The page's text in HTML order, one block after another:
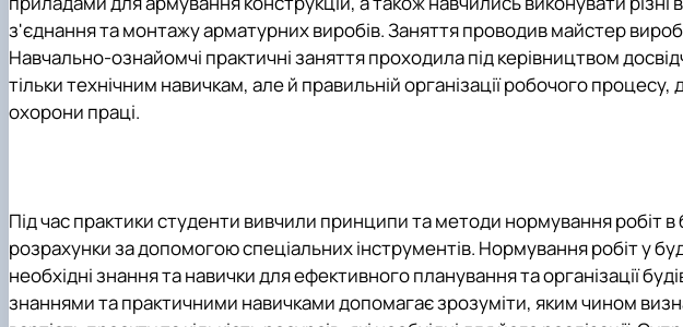
з'єднання та монтажу арматурних виробів. Заняття проводив майстер
Навчально-ознайомчі практичні заняття проходила під керівництвом
тільки технічним навичкам, але й правильній організації робочого
охорони праці.
Під час практики студенти вивчили принципи та методи нормування робіт в
розрахунки за допомогою спеціальних інструментів. Нормування робіт у
необхідні знання та навички для ефективного планування та організації
знаннями та практичними навичками допомагає зрозуміти, яким чином